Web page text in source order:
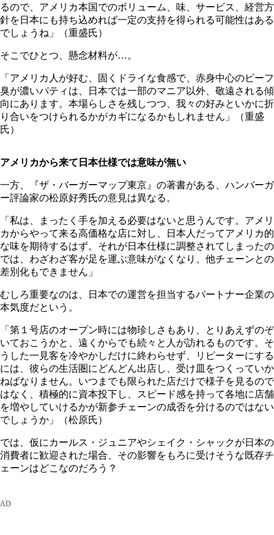
るので、アメリカ本国でのボリューム、味、サービス、経営方
針を日本にも持ち込めれば一定の支持を得られる可能性はある
でしょうね」（重盛氏）
そこでひとつ、懸念材料が…。
「アメリカ人が好む、固くドライな食感で、赤身中心のビーフ
臭が濃いパティは、日本では一部のマニア以外、敬遠される傾
向にあります。本場らしさを残しつつ、我々の好みといかに折
り合いをつけられるかがカギになるかもしれません」（重盛
氏）
アメリカから来て日本仕様では意味が無い
一方、『ザ・バーガーマップ東京』の著書がある、ハンバーガ
ー評論家の松原好秀氏の意見は異なる。
「私は、まったく手を加える必要はないと思うんです。アメリ
カからやって来る高価格な店に対し、日本人だってアメリカ的
な味を期待するはず。それが日本仕様に調整されてしまったの
では、わざわざ客が足を運ぶ意味がなくなり、他チェーンとの
差別化もできません」
むしろ重要なのは、日本での運営を担当するパートナー企業の
本気度だという。
「第１号店のオープン時には物珍しさもあり、とりあえずのぞ
いておこうかと、遠くからでも続々と人が訪れるものです。そ
うした一見客を冷やかしだけに終わらせず、リピーターにする
には、彼らの生活圏にどんどん出店し、受け皿をつくっていか
ねばなりません。いつまでも限られた店だけで様子を見るので
はなく、積極的に資本投下し、スピード感を持って各地に店舗
を増やしていけるかが新参チェーンの成否を分けるのではない
でしょうか」（松原氏）
では、仮にカールス・ジュニアやシェイク・シャックが日本の
消費者に歓迎された場合、その影響をもろに受けそうな既存チ
ェーンはどこなのだろう？